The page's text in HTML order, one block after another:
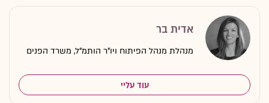
אדית בר
מנהלת מנהל הפיתוח ויו"ר הותמ"ל, משרד הפנים
עוד עליי